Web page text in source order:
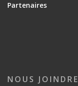
Partenaires
NOUS JOINDRE